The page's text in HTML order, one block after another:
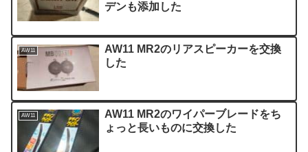
デンも添加した
AW11
AW11 MR2のリアスピーカーを交換
した
AW11
AW11 MR2のワイパーブレードをち
ょっと長いものに交換した